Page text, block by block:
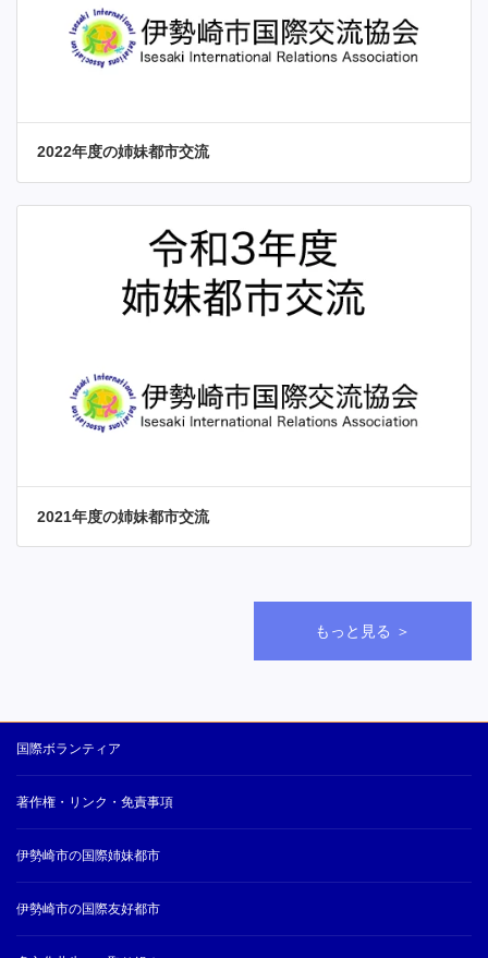
2022年度の姉妹都市交流
2021年度の姉妹都市交流
もっと見る ＞
国際ボランティア
著作権・リンク・免責事項
伊勢崎市の国際姉妹都市
伊勢崎市の国際友好都市